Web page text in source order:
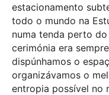
estacionamento
todo o mundo na
numa tenda perto
cerimónia era
dispúnhamos o
organizávamos o
entropia possível no